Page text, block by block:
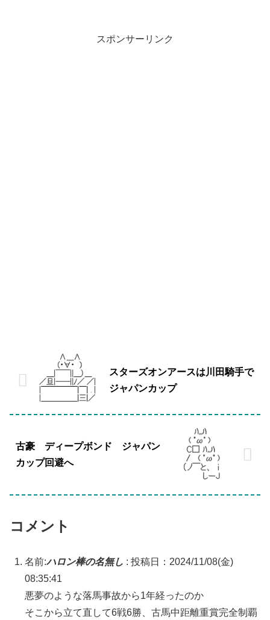
スポンサーリンク
スターズオンアースは川田騎手で
ジャパンカップ
古豪 ディープボンド ジャパン
カップ回避へ
コメント
名前:ハロン棒の名無し : 投稿日：2024/11/08(金)
08:35:41
悪夢のような落馬事故から1年経ったのか
そこから立て直して6戦6勝、古馬中距離重賞完全制覇